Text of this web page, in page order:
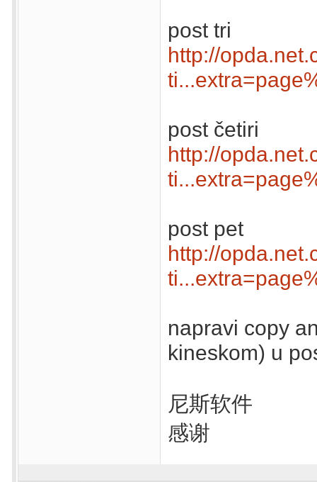
post tri
http://
post četiri
http://
post pet
http://
napravi copy
kineskom) u
尼斯软件
感谢